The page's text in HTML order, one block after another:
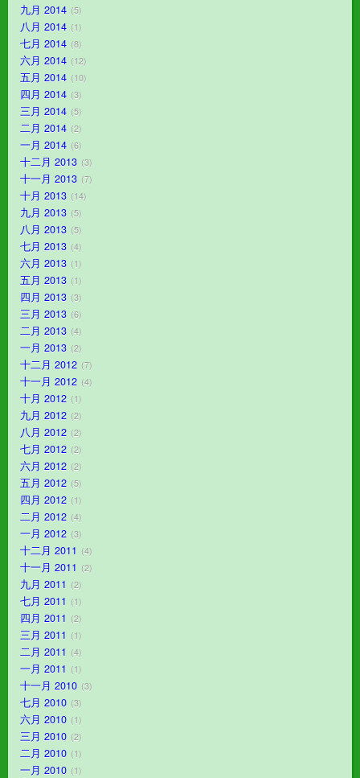
九月 2014 5
八月 2014 1
七月 2014 8
六月 2014 12
五月 2014 10
四月 2014 3
三月 2014 5
二月 2014 2
一月 2014 6
十二月 2013 3
十一月 2013 7
十月 2013 14
九月 2013 5
八月 2013 5
七月 2013 4
六月 2013 1
五月 2013 1
四月 2013 3
三月 2013 6
二月 2013 4
一月 2013 2
十二月 2012 7
十一月 2012 4
十月 2012 1
九月 2012 2
八月 2012 2
七月 2012 2
六月 2012 2
五月 2012 5
四月 2012 1
二月 2012 4
一月 2012 3
十二月 2011 4
十一月 2011 2
九月 2011 2
七月 2011 1
四月 2011 2
三月 2011 1
二月 2011 4
一月 2011 1
十一月 2010 3
七月 2010 3
六月 2010 1
三月 2010 2
二月 2010 1
一月 2010 1